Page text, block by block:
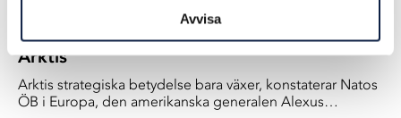
Avvisa
Natos ÖB lyfter Sveriges roll i försvar av
Arktis
Arktis strategiska betydelse bara växer, konstaterar Natos
ÖB i Europa, den amerikanska generalen Alexus